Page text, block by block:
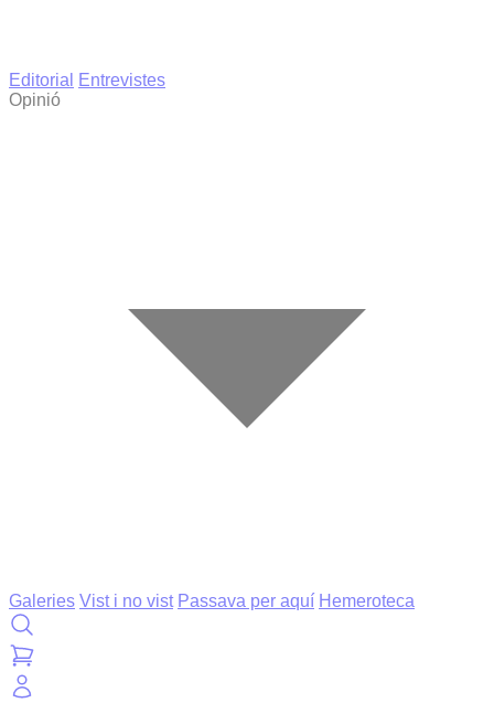
Editorial
Entrevistes
Opinió
Galeries Vist i no vist Passava per aquí Hemeroteca